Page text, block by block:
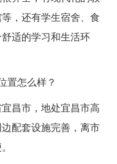
，还有学生宿舍、食
适的学习和生活环
置怎么样？
昌市，地处宜昌市高
配套设施完善，离市